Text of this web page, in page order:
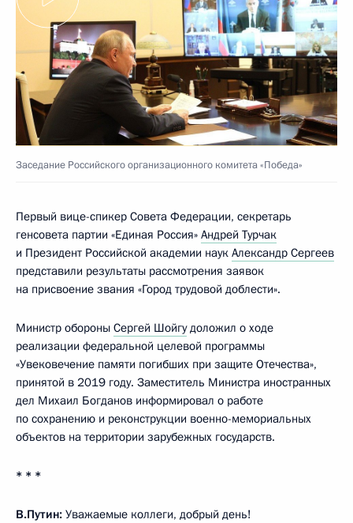
Заседание Российского организационного комитета «Победа»
Первый вице-спикер Совета Федерации, секретарь
генсовета партии «Единая Россия» Андрей Турчак
и Президент Российской академии наук Александр Сергеев
представили результаты рассмотрения заявок
на присвоение звания «Город трудовой доблести».
Министр обороны Сергей Шойгудоложил о ходе
реализации федеральной целевой программы
«Увековечение памяти погибших при защите Отечества»,
принятой в 2019 году. Заместитель Министра иностранных
дел Михаил Богданов информировал о работе
по сохранению и реконструкции военно-мемориальных
объектов на территории зарубежных государств.
* * *
В.Путин: Уважаемые коллеги, добрый день!